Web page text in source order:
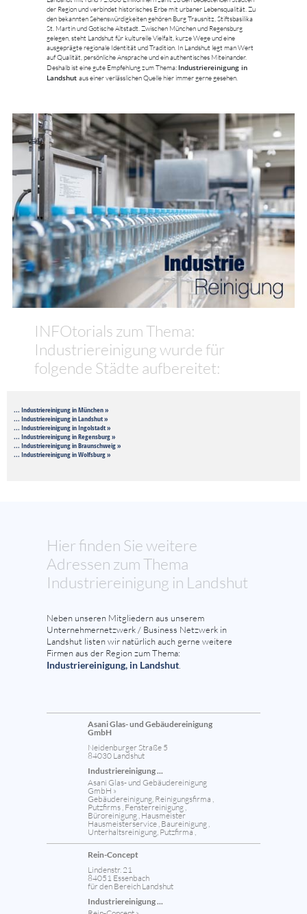
der Region und verbindet historisches Erbe mit urbaner Lebensqualität. Zu
den bekannten Sehenswürdigkeiten gehören Burg Trausnitz, Stiftsbasilika
St. Martin und Gotische Altstadt. Zwischen München und Regensburg
gelegen, steht Landshut für kulturelle Vielfalt, kurze Wege und eine
ausgeprägte regionale Identität und Tradition. In Landshut legt man Wert
auf Qualität, persönliche Ansprache und ein authentisches Miteinander.
Deshalb ist eine gute Empfehlung zum Thema: Industriereinigung in
Landshut aus einer verlässlichen Quelle hier immer gerne gesehen.
INFOtorials zum Thema:
Industriereinigung wurde für
folgende Städte aufbereitet:
... Industriereinigung in München »
... Industriereinigung in Landshut »
... Industriereinigung in Ingolstadt »
... Industriereinigung in Regensburg »
... Industriereinigung in Braunschweig »
... Industriereinigung in Wolfsburg »
Hier finden Sie weitere
Adressen zum Thema
Industriereinigung in Landshut
Neben unseren Mitgliedern aus unserem
Unternehmernetzwerk / Business Netzwerk in
Landshut listen wir natürlich auch gerne weitere
Firmen aus der Region zum Thema:
Industriereinigung, in Landshut
Asani Glas- und Gebäudereinigung
GmbH
Neidenburger Straße 5
84030 Landshut
Industriereinigung ...
Asani Glas- und Gebäudereinigung
GmbH »
Gebäudereinigung, Reinigungsfirma ,
Putzfirms , Fensterreinigung ,
Büroreinigung , Hausmeister
Hausmeisterservice , Baureinigung ,
Unterhaltsreinigung, Putzfirma ,
Rein-Concept
Lindenstr. 21
84051 Essenbach
für den Bereich Landshut
Industriereinigung ...